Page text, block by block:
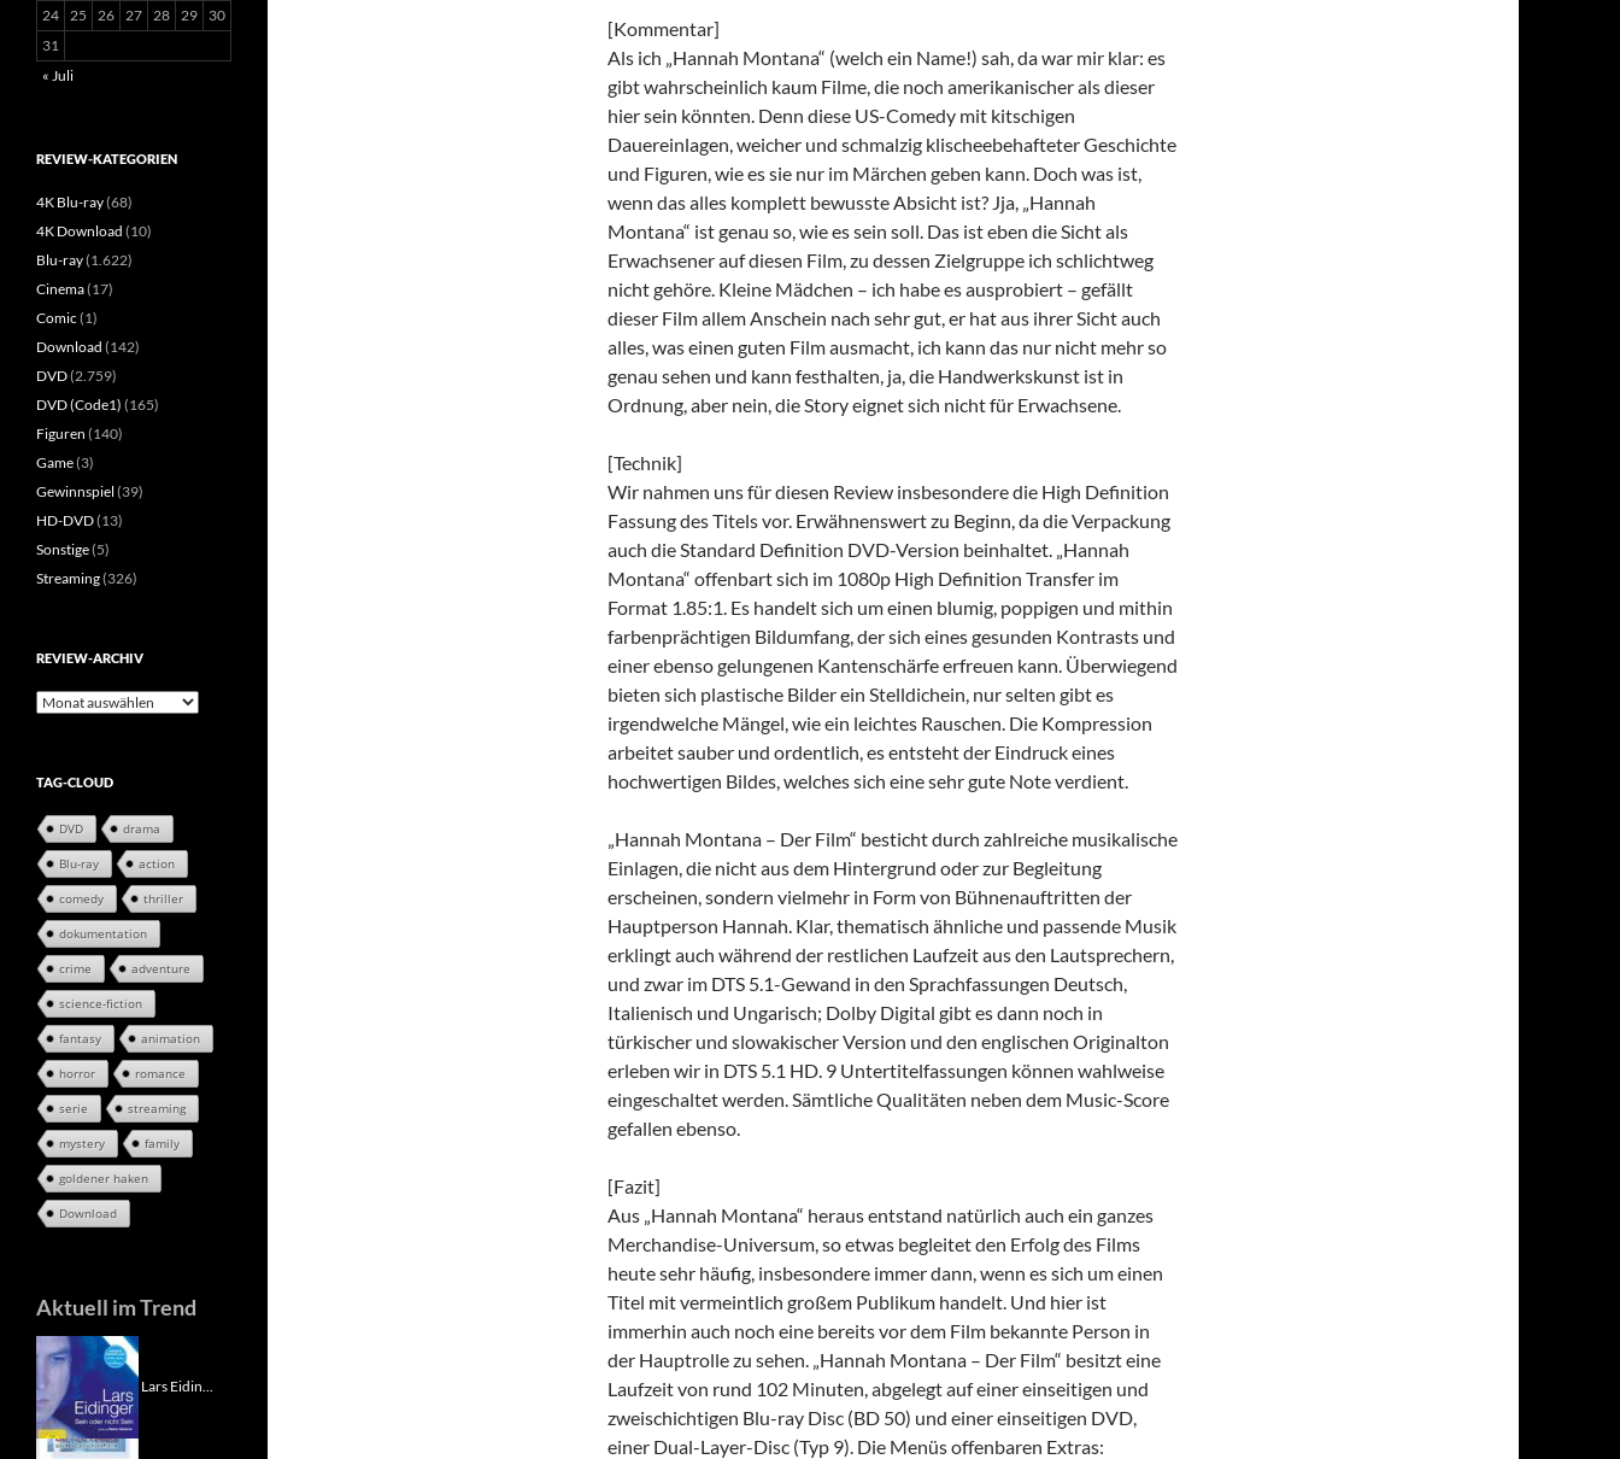
[Kommentar]
Als ich „Hannah Montana“ (welch ein Name!) sah, da war mir klar: es
gibt wahrscheinlich kaum Filme, die noch amerikanischer als dieser
hier sein könnten. Denn diese US-Comedy mit kitschigen
Dauereinlagen, weicher und schmalzig klischeebehafteter Geschichte
und Figuren, wie es sie nur im Märchen geben kann. Doch was ist,
wenn das alles komplett bewusste Absicht ist? Jja, „Hannah
Montana“ ist genau so, wie es sein soll. Das ist eben die Sicht als
Erwachsener auf diesen Film, zu dessen Zielgruppe ich schlichtweg
nicht gehöre. Kleine Mädchen – ich habe es ausprobiert – gefällt
dieser Film allem Anschein nach sehr gut, er hat aus ihrer Sicht auch
alles, was einen guten Film ausmacht, ich kann das nur nicht mehr so
genau sehen und kann festhalten, ja, die Handwerkskunst ist in
Ordnung, aber nein, die Story eignet sich nicht für Erwachsene.
[Technik]
Wir nahmen uns für diesen Review insbesondere die High Definition
Fassung des Titels vor. Erwähnenswert zu Beginn, da die Verpackung
auch die Standard Definition DVD-Version beinhaltet. „Hannah
Montana“ offenbart sich im 1080p High Definition Transfer im
Format 1.85:1. Es handelt sich um einen blumig, poppigen und mithin
farbenprächtigen Bildumfang, der sich eines gesunden Kontrasts und
einer ebenso gelungenen Kantenschärfe erfreuen kann. Überwiegend
bieten sich plastische Bilder ein Stelldichein, nur selten gibt es
irgendwelche Mängel, wie ein leichtes Rauschen. Die Kompression
arbeitet sauber und ordentlich, es entsteht der Eindruck eines
hochwertigen Bildes, welches sich eine sehr gute Note verdient.
„Hannah Montana – Der Film“ besticht durch zahlreiche musikalische
Einlagen, die nicht aus dem Hintergrund oder zur Begleitung
erscheinen, sondern vielmehr in Form von Bühnenauftritten der
Hauptperson Hannah. Klar, thematisch ähnliche und passende Musik
erklingt auch während der restlichen Laufzeit aus den Lautsprechern,
und zwar im DTS 5.1-Gewand in den Sprachfassungen Deutsch,
Italienisch und Ungarisch; Dolby Digital gibt es dann noch in
türkischer und slowakischer Version und den englischen Originalton
erleben wir in DTS 5.1 HD. 9 Untertitelfassungen können wahlweise
eingeschaltet werden. Sämtliche Qualitäten neben dem Music-Score
gefallen ebenso.
[Fazit]
Aus „Hannah Montana“ heraus entstand natürlich auch ein ganzes
Merchandise-Universum, so etwas begleitet den Erfolg des Films
heute sehr häufig, insbesondere immer dann, wenn es sich um einen
Titel mit vermeintlich großem Publikum handelt. Und hier ist
immerhin auch noch eine bereits vor dem Film bekannte Person in
der Hauptrolle zu sehen. „Hannah Montana – Der Film“ besitzt eine
Laufzeit von rund 102 Minuten, abgelegt auf einer einseitigen und
zweischichtigen Blu-ray Disc (BD 50) und einer einseitigen DVD,
einer Dual-Layer-Disc (Typ 9). Die Menüs offenbaren Extras:
24 25 26 27 28 29
30
31
« Juli
REVIEW-KATEGORIEN
4K Blu-ray(68)
4K Download (10)
Blu-ray(1.622)
Cinema(17)
Comic (1)
Download (142)
DVD(2.759)
DVD (Code1) (165)
Figuren (140)
Game(3)
Gewinnspiel (39)
HD-DVD(13)
Sonstige(5)
Streaming(326)
REVIEW-ARCHIV
Review-
TAG-CLOUD
DVD drama
Blu-ray action
comedy thriller
dokumentation
crime adventure
science-fiction
fantasy animation
horror romance
serie streaming
mystery family
goldener haken
Download
Aktuell im Trend
Lars Eidin...